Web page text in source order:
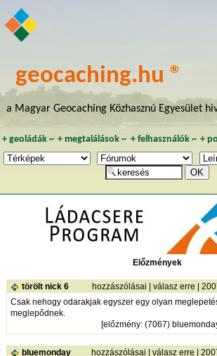
geocaching.hu ®
a Magyar Geocaching Közhasznú Egyesület
+ geoládák~ +megtalálások ~ + felhasználók~ +
Előzmények
törölt nick 6 hozzászólásai | válasz erre |
Csak nehogy odarakjak egyszer egy olyan
meglepődnek.
[előzmény: (7067)
bluemonday hozzászólásai | válasz erre |